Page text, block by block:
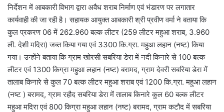
निर्देशन में आबकारी विभाग द्वारा अवैध शराब निर्माण एवं भंडारण पर लगातार
कार्यवाही की जा रही है। सहायक आयुक्त आबकारी श्री प्रवीण वर्मा ने बताया कि
कुल प्रकरण 06 में 262.960 बल्क लीटर (259 लीटर महुआ शराब, 3.960
ली. देशी मदिरा) जब्त किया गया एवं 3300 कि.ग्रा. महुआ लहान (नष्ट) किया
गया। उन्होंने बताया कि ग्राम खोरसी सबरिया डेरा में नदी किनारे से 100 बल्क
लीटर एवं 1300 किग्रा महुआ लहान (नष्ट) बरामद, ग्राम देवरी सबरिया डेरा में
तालाब किनारे से कुल 70 बल्क लीटर महुआ शराब एवं 1200 कि.ग्रा. महुआ लहान
(नष्ट ) बरामद, ग्राम रहौद सबरिया डेरा में तालाब किनारे कुल 60 बल्क लीटर
महुआ मदिरा एवं 800 किग्रा महुआ लहान (नष्ट) बरामद, ग्राम कटौद में सबरिया